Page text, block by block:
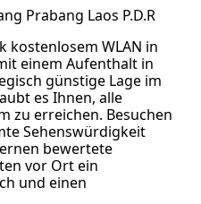
Prabang Laos P.D.R
kostenlosem WLAN in
einem Aufenthalt in
günstige Lage im
es Ihnen, alle
zu erreichen. Besuchen
Sehenswürdigkeit
bewertete
vor Ort ein
und einen